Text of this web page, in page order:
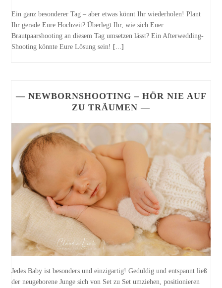
Ein ganz besonderer Tag – aber etwas könnt Ihr wiederholen! Plant
Ihr gerade Eure Hochzeit? Überlegt Ihr, wie sich Euer
Brautpaarshooting an diesem Tag umsetzen lässt? Ein Afterwedding-
Shooting könnte Eure Lösung sein! [...]
— NEWBORNSHOOTING – HÖR NIE AUF
ZU TRÄUMEN —
Jedes Baby ist besonders und einzigartig! Geduldig und entspannt ließ
der neugeborene Junge sich von Set zu Set umziehen, positionieren